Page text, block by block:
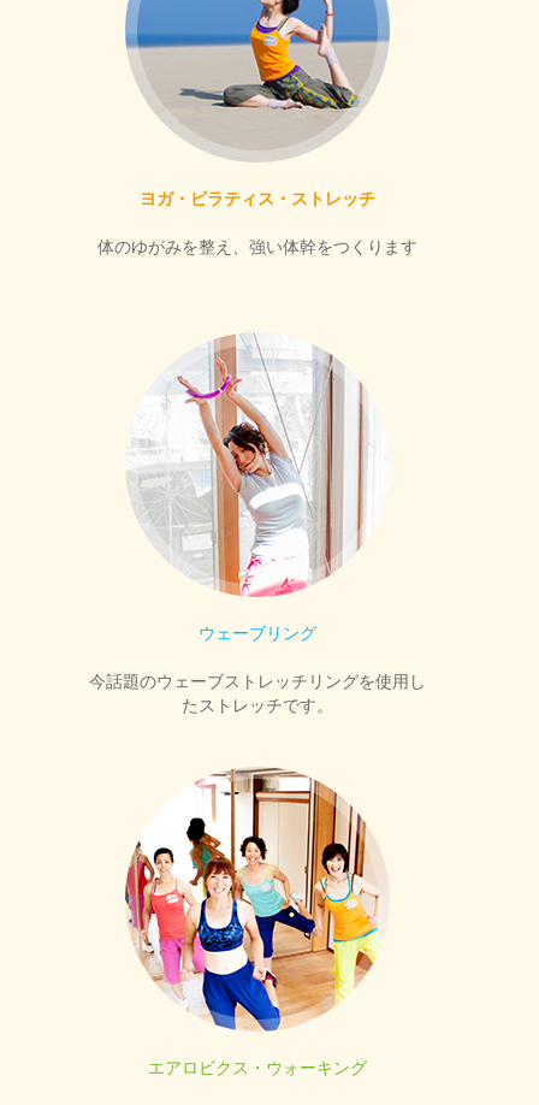
ヨガ・ピラティス・ストレッチ
体のゆがみを整え、強い体幹をつくります
ウェーブリング
今話題のウェーブストレッチリングを使用し
たストレッチです。
エアロビクス・ウォーキング